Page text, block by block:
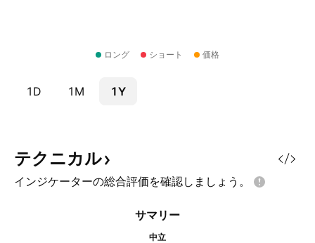
ロング ショート 価格
1D 1M 1Y
テクニカル
インジケーターの総合評価を確認しましょう。
サマリー
中立